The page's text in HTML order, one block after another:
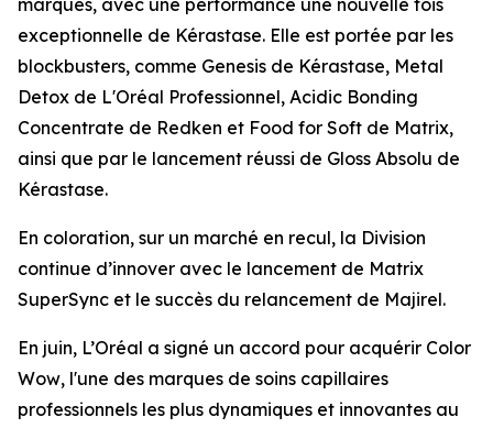
marques, avec une performance une nouvelle fois
exceptionnelle de Kérastase. Elle est portée par les
blockbusters, comme Genesis de Kérastase, Metal
Detox de L'Oréal Professionnel, Acidic Bonding
Concentrate de Redken et Food for Soft de Matrix,
ainsi que par le lancement réussi de Gloss Absolu de
Kérastase.
En coloration, sur un marché en recul, la Division
continue d’innover avec le lancement de Matrix
SuperSync et le succès du relancement de Majirel.
En juin, L’Oréal a signé un accord pour acquérir Color
Wow, l'une des marques de soins capillaires
professionnels les plus dynamiques et innovantes au